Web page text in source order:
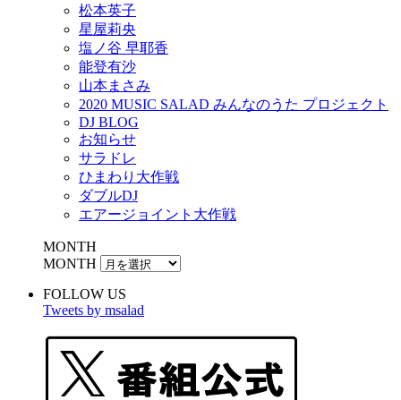
松本英子
星屋莉央
塩ノ谷 早耶香
能登有沙
山本まさみ
2020 MUSIC SALAD みんなのうた プロジェクト
DJ BLOG
お知らせ
サラドレ
ひまわり大作戦
ダブルDJ
エアージョイント大作戦
MONTH
MONTH
FOLLOW US
Tweets by msalad